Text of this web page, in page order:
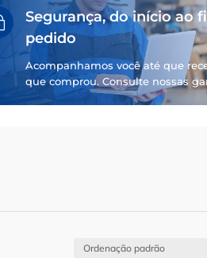
Segurança, do início ao
pedido
Acompanhamos você até que
que comprou. Consulte nossas